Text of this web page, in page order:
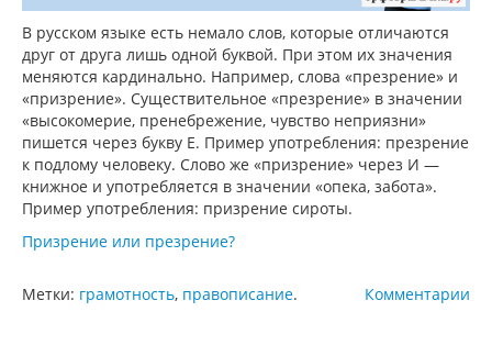
В русском языке есть немало слов, которые отличаются
друг от друга лишь одной буквой. При этом их значения
меняются кардинально. Например, слова «презрение» и
«призрение». Существительное «презрение» в значении
«высокомерие, пренебрежение, чувство неприязни»
пишется через букву Е. Пример употребления: презрение
к подлому человеку. Слово же «призрение» через И —
книжное и употребляется в значении «опека, забота».
Пример употребления: призрение сироты.
Призрение или презрение?
Комментарии
Метки: грамотность, правописание.